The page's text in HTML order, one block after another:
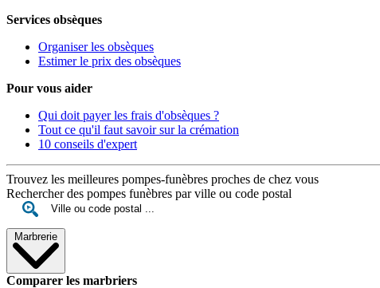
Services obsèques
Organiser les obsèques
Estimer le prix des obsèques
Pour vous aider
Qui doit payer les frais d'obsèques ?
Tout ce qu'il faut savoir sur la crémation
10 conseils d'expert
Trouvez les meilleures pompes-funèbres proches de chez vous
Rechercher des pompes funèbres par ville ou code postal
Marbrerie
Comparer les marbriers